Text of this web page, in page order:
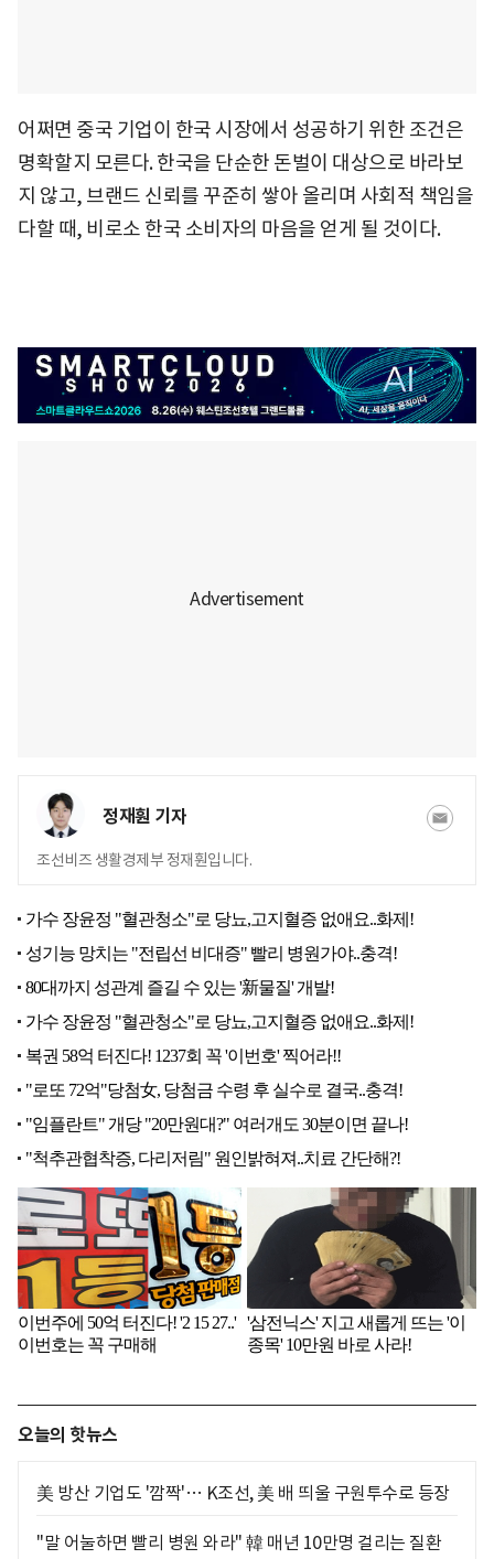
어쩌면 중국 기업이 한국 시장에서 성공하기 위한 조건은
명확할지 모른다. 한국을 단순한 돈벌이 대상으로 바라보
지 않고, 브랜드 신뢰를 꾸준히 쌓아 올리며 사회적 책임을
다할 때, 비로소 한국 소비자의 마음을 얻게 될 것이다.
정재훤 기자
조선비즈 생활경제부 정재훤입니다.
오늘의 핫뉴스
美 방산 기업도 '깜짝'… K조선, 美 배 띄울 구원투수로 등장
"말 어눌하면 빨리 병원 와라" 韓 매년 10만명 걸리는 질환